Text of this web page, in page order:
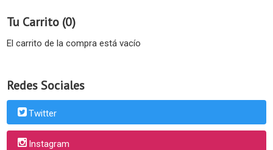
Tu Carrito (0)
El carrito de la compra está vacío
Redes Sociales
Twitter
Instagram